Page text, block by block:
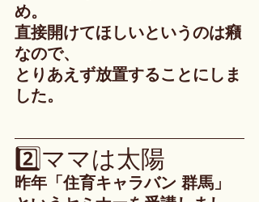
め。
直接開けてほしいというのは癪
なので、
とりあえず放置することにしま
した。
2️⃣ママは太陽
昨年「住育キャラバン 群馬」